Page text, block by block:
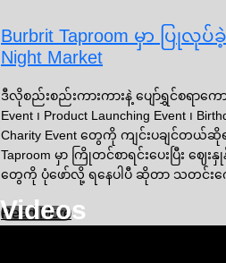
Burbrit Taproom မှာ ပြုလုပ်
Night Market
ဒီလိုစည်းစည်းကားကားနဲ့ ပျော်ရွှင်စရာကေ
Event ၊ Product Launching Event ၊
Charity Event တွေကို ကျင်းပချင်တယ်ဆို
Taproom မှာ ကြိုတင်စာရင်းပေးပြီး ဈေး
တွေကို ပုံဖော်လို့ ရနေပါပီ ဆိုတာ သတင်းကေ
Read More
Videos